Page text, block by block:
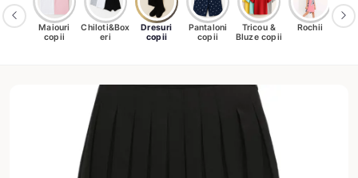
Maiouri
copii
Chiloti&Box
eri
Dresuri
copii
Pantaloni
copii
Tricou &
Bluze copii
Rochii